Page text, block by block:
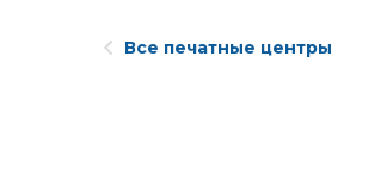
Все печатные центры